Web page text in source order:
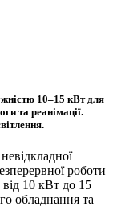
10–15 кВт для
та реанімації.
роботи
від 10 кВт до 15
обладнання та